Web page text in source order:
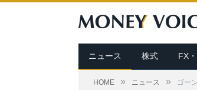
ニュース 株式 FX
HOME » ニュース » ゴー